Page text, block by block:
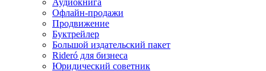
Аудиокнига
Офлайн-продажи
Продвижение
Буктрейлер
Большой издательский пакет
Rideró для бизнеса
Юридический советник